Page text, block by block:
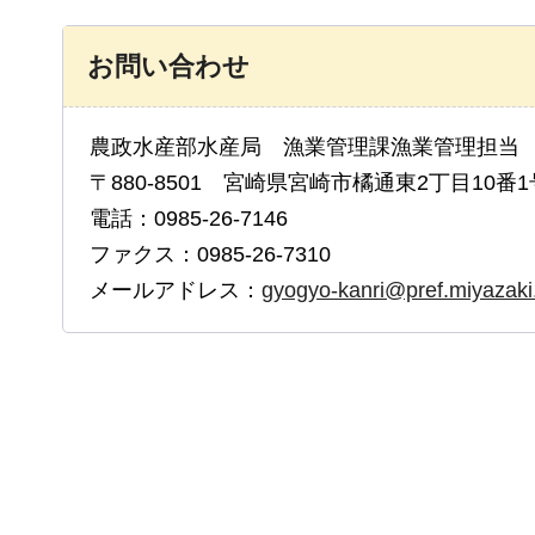
お問い合わせ
農政水産部水産局 漁業管理課漁業管理担当
〒880-8501 宮崎県宮崎市橘通東2丁目10番1
電話：0985-26-7146
ファクス：0985-26-7310
メールアドレス： gyogyo-